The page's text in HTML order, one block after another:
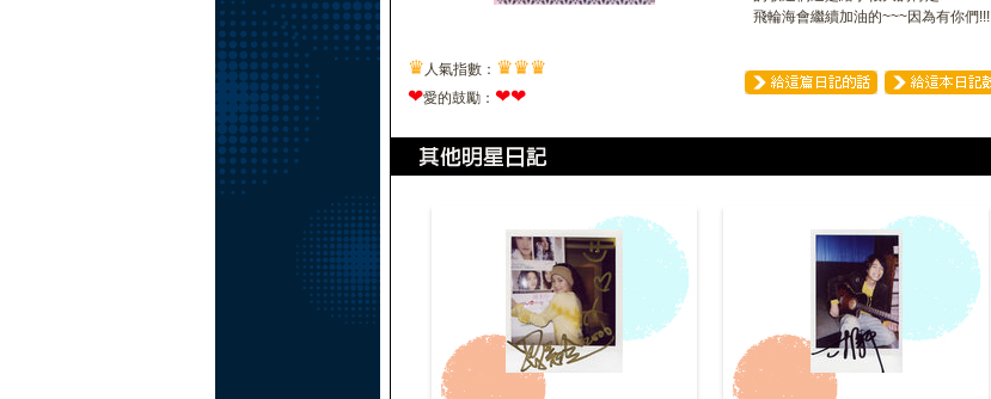
飛輪海會繼續加油的~~~因為有你們!!!
♛ 人氣指數： ♛♛♛
❤愛的鼓勵： ❤❤